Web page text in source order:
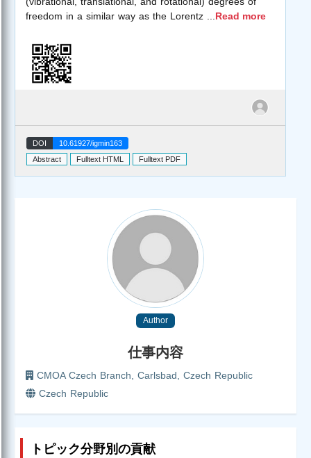
freedom in a similar way as the Lorentz
Read more
DOI
10.61927/igmin163
Abstract
Fulltext HTML Fulltext PDF
Author
仕事内容
CMOA Czech Branch, Carlsbad, Czech Republic
Czech Republic
トピック分野別の貢献